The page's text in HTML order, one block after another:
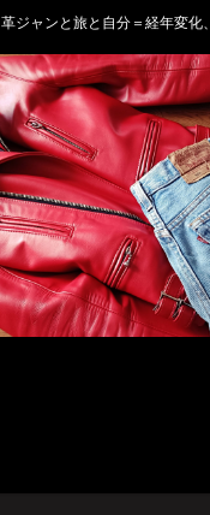
革ジャンと旅と自分＝経年変化、